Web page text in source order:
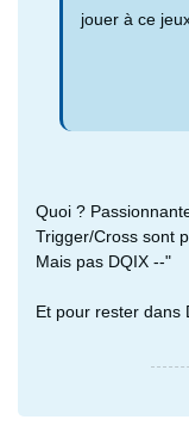
jouer à ce
Quoi ?
Trigger/Cross sont
Mais pas DQIX --"
Et pour rester dans